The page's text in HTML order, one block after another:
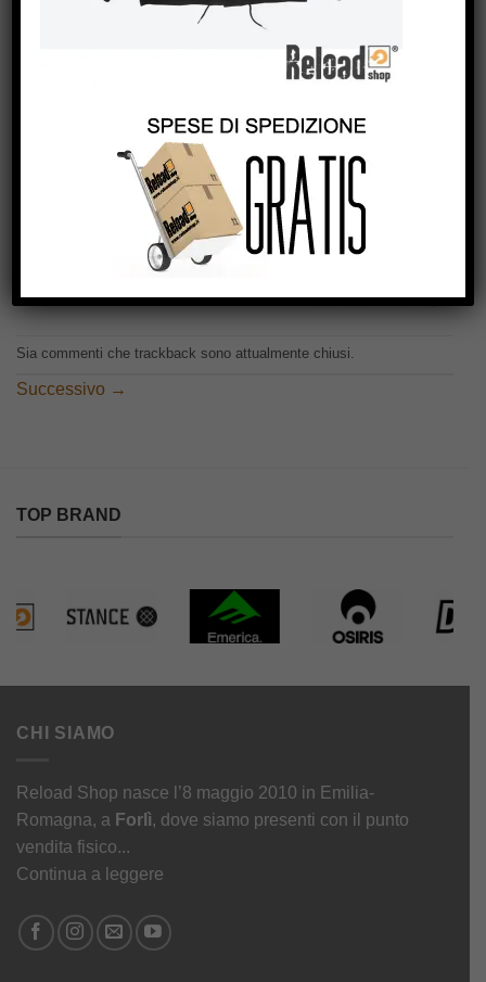
Sia commenti che trackback sono attualmente chiusi.
Successivo →
TOP BRAND
CHI SIAMO
Reload Shop nasce l’8 maggio 2010 in Emilia-
Romagna, a Forlì, dove siamo presenti con il punto
vendita fisico...
Continua a leggere